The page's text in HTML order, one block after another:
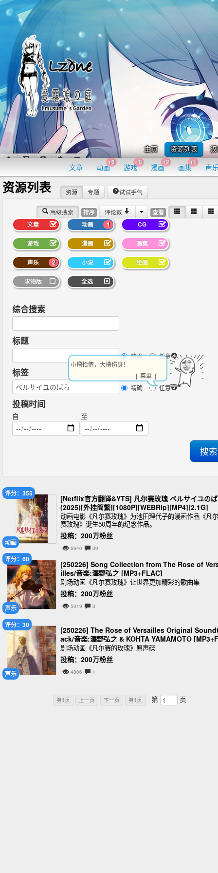
主页 资源列表
文章 动画
+6
游戏
+8
漫画
+2
画集
+1
声
资源列表
高级搜索 排序 评论数 查看
资源 专题 试试手气
文章 1
动画 CG
游戏 漫画 画集
2
声乐 小说 绘画
求物版 全选
综合搜索
标题
精确 任意
标签
精确 任意
投稿时间
自 至
动画
评分：355
[Netflix官方翻译&YTS] 凡尔赛玫瑰 ベルサイユの
(2025)[外挂简繁][1080P][WEBRip][MP4][2.1G]
动画电影《凡尔赛玫瑰》为池田理代子的漫画作品《凡尔
赛玫瑰》诞生50周年的纪念作品。
投稿：200万粉丝
6640 30
声乐
评分：60
[250226] Song Collection from The Rose of
illes/音楽:澤野弘之 [MP3+FLAC]
剧场动画《凡尔赛玫瑰》让世界更加精彩的歌曲集
投稿：200万粉丝
5019 3
声乐
评分：30
[250226] The Rose of Versailles Original
ack/音楽:澤野弘之 & KOHTA YAMAMOTO
AC]
剧场动画《凡尔赛的玫瑰》原声碟
投稿：200万粉丝
4806 1
第1页 上一页 下一页 第1页 第 页
小撸怡情，大撸伤身！
| 菜单 |